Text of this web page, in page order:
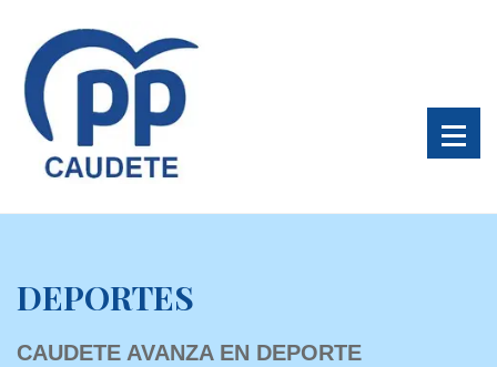
DEPORTES
CAUDETE AVANZA EN DEPORTE